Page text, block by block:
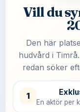
Vill du
Den här
hudvård i
redan söker
1
En aktör per